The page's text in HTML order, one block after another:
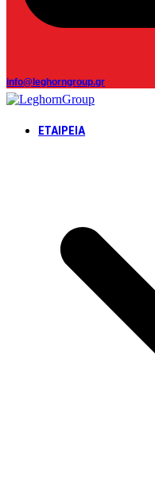
info@leghorngroup.gr
ΕΤΑΙΡΕΊΑ